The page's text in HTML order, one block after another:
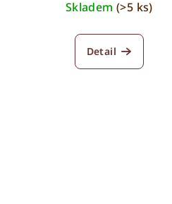
Skladem (>5 ks)
Detail